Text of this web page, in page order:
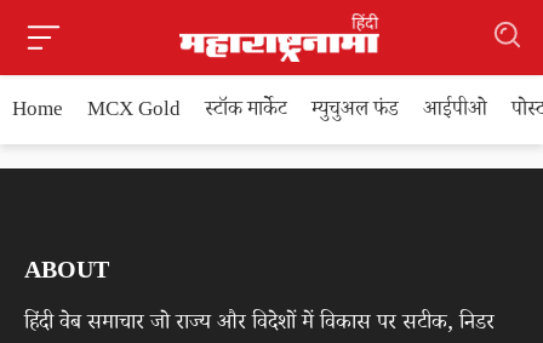
Home MCX Gold स्टॉक मार्केट म्युचुअल फंड आईपीओ
ABOUT
हिंदी वेब समाचार जो राज्य और विदेशों में विकास पर सटीक, निडर